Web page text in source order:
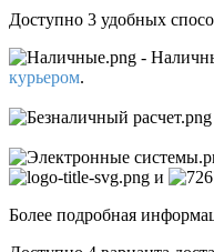
Доступно 3 удобных
-
курьером.
и
Более подробная